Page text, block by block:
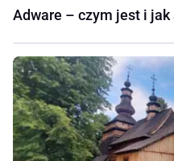
Adware – czym jest i